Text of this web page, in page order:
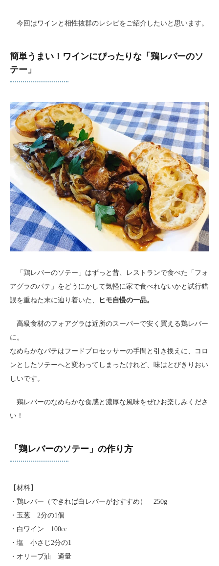
今回はワインと相性抜群のレシピをご紹介したいと思います。
簡単うまい！ワインにぴったりな「鶏レバーのソ
テー」
「鶏レバーのソテー」はずっと昔、レストランで食べた「フォ
アグラのパテ」をどうにかして気軽に家で食べれないかと試行錯
誤を重ねた末に辿り着いた、
ヒモ自慢の一品。
高級食材のフォアグラは近所のスーパーで安く買える鶏レバー
に。
なめらかなパテはフードプロセッサーの手間と引き換えに、コロ
ンとしたソテーへと変わってしまったけれど、味はとびきりおい
しいです。
鶏レバーのなめらかな食感と濃厚な風味をぜひお楽しみくださ
い！
「鶏レバーのソテー」の作り方
【材料】
・鶏レバー（できれば白レバーがおすすめ） 250g
・玉葱 2分の1個
・白ワイン 100cc
・塩 小さじ2分の1
・オリーブ油 適量